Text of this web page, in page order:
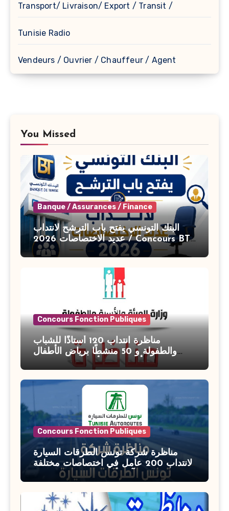
Transport/ Livraison/ Export / Transit /
Tunisie Radio
Vendeurs / Ouvrier / Chauffeur / Agent
You Missed
Banque / Assurances / Finance
البنك التونسي يفتح باب الترشح لانتداب
عديد الاختصاصات 2026 / Concours BT
Banque de Tunisie 2026
Concours Fonction Publiques
مناظرة انتداب 120 أستاذًا للشباب
والطفولة و 50 منشطًا برياض الأطفال
بوزارة الأسرة والمرأة والطفولة وكبار
السن آخر أجل للتسجيل : 27 جويلية 2026
Concours Fonction Publiques
مناظرة شركة تونس الطرقات السيارة
لانتداب 200 عامل في اختصاصات مختلفة
آخر أجل : 21 جويلية 2026